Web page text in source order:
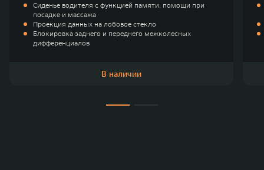
Сиденье водителя с функцией памяти, помощи при
посадке и массажа
Проекция данных на лобовое стекло
Блокировка заднего и переднего межколесных
дифференциалов
В наличии